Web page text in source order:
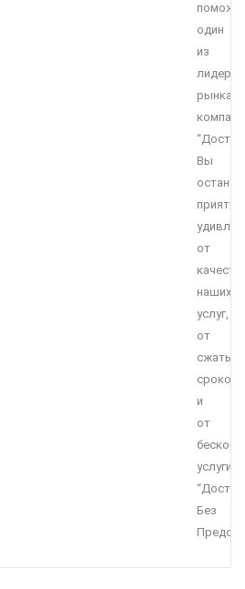
один
из
лидеров
рынка,
Вы
приятно
от
наших
услуг,
от
сжатых
сроков
и
от
услуги
Без